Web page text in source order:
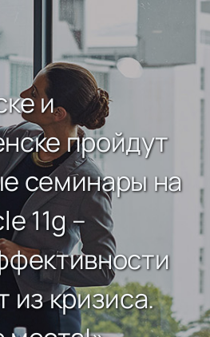
и
пройдут
семинары на
11g –
из кризиса.